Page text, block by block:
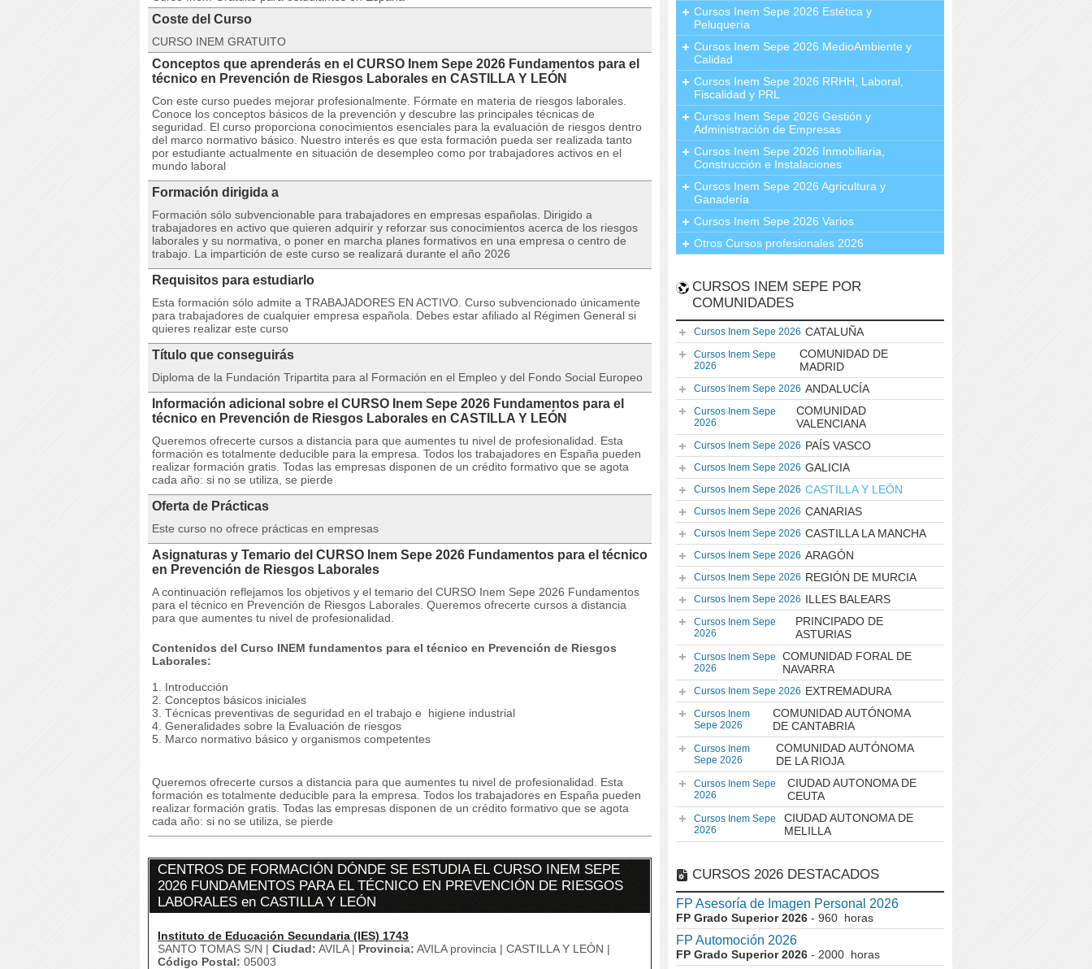
Coste del Curso
CURSO INEM GRATUITO
Conceptos que aprenderás en el CURSO Inem Sepe 2026 Fundamentos para el
técnico en Prevención de Riesgos Laborales en CASTILLA Y LEÓN
Con este curso puedes mejorar profesionalmente. Fórmate en materia de riesgos laborales.
Conoce los conceptos básicos de la prevención y descubre las principales técnicas de
seguridad. El curso proporciona conocimientos esenciales para la evaluación de riesgos dentro
del marco normativo básico. Nuestro interés es que esta formación pueda ser realizada tanto
por estudiante actualmente en situación de desempleo como por trabajadores activos en el
mundo laboral
Formación dirigida a
Formación sólo subvencionable para trabajadores en empresas españolas. Dirigido a
trabajadores en activo que quieren adquirir y reforzar sus conocimientos acerca de los riesgos
laborales y su normativa, o poner en marcha planes formativos en una empresa o centro de
trabajo. La impartición de este curso se realizará durante el año 2026
Requisitos para estudiarlo
Esta formación sólo admite a TRABAJADORES EN ACTIVO. Curso subvencionado únicamente
para trabajadores de cualquier empresa española. Debes estar afiliado al Régimen General si
quieres realizar este curso
Título que conseguirás
Diploma de la Fundación Tripartita para al Formación en el Empleo y del Fondo Social Europeo
Información adicional sobre el CURSO Inem Sepe 2026 Fundamentos para el
técnico en Prevención de Riesgos Laborales en CASTILLA Y LEÓN
Queremos ofrecerte cursos a distancia para que aumentes tu nivel de profesionalidad. Esta
formación es totalmente deducible para la empresa. Todos los trabajadores en España pueden
realizar formación gratis. Todas las empresas disponen de un crédito formativo que se agota
cada año: si no se utiliza, se pierde
Oferta de Prácticas
Este curso no ofrece prácticas en empresas
Asignaturas y Temario del CURSO Inem Sepe 2026 Fundamentos para el técnico
en Prevención de Riesgos Laborales
A continuación reflejamos los objetivos y el temario del CURSO Inem Sepe 2026 Fundamentos
para el técnico en Prevención de Riesgos Laborales. Queremos ofrecerte cursos a distancia
para que aumentes tu nivel de profesionalidad.
Contenidos del Curso INEM fundamentos para el técnico en Prevención de Riesgos
Laborales:
1. Introducción
2. Conceptos básicos iniciales
3. Técnicas preventivas de seguridad en el trabajo e higiene industrial
4. Generalidades sobre la Evaluación de riesgos
5. Marco normativo básico y organismos competentes
Queremos ofrecerte cursos a distancia para que aumentes tu nivel de profesionalidad. Esta
formación es totalmente deducible para la empresa. Todos los trabajadores en España pueden
realizar formación gratis. Todas las empresas disponen de un crédito formativo que se agota
cada año: si no se utiliza, se pierde
CENTROS DE FORMACIÓN DÓNDE SE ESTUDIA EL CURSO INEM SEPE
2026 FUNDAMENTOS PARA EL TÉCNICO EN PREVENCIÓN DE RIESGOS
LABORALES en CASTILLA Y LEÓN
Instituto de Educación Secundaria (IES) 1743
SANTO TOMAS S/N | Ciudad: AVILA | Provincia: AVILA provincia | CASTILLA Y LEÓN |
Código Postal: 05003
Cursos Inem Sepe 2026 Estética y
Peluquería
Cursos Inem Sepe 2026 MedioAmbiente y
Calidad
Cursos Inem Sepe 2026 RRHH, Laboral,
Fiscalidad y PRL
Cursos Inem Sepe 2026 Gestión y
Administración de Empresas
Cursos Inem Sepe 2026 Inmobiliaria,
Construcción e Instalaciones
Cursos Inem Sepe 2026 Agricultura y
Ganadería
Cursos Inem Sepe 2026 Varios
Otros Cursos profesionales 2026
CURSOS INEM SEPE POR
COMUNIDADES
Cursos Inem Sepe 2026 CATALUÑA
Cursos Inem Sepe
2026
COMUNIDAD DE
MADRID
Cursos Inem Sepe 2026 ANDALUCÍA
Cursos Inem Sepe
2026
COMUNIDAD
VALENCIANA
Cursos Inem Sepe 2026 PAÍS VASCO
Cursos Inem Sepe 2026 GALICIA
Cursos Inem Sepe 2026 CASTILLA Y LEÓN
Cursos Inem Sepe 2026 CANARIAS
Cursos Inem Sepe 2026 CASTILLA LA MANCHA
Cursos Inem Sepe 2026 ARAGÓN
Cursos Inem Sepe 2026 REGIÓN DE MURCIA
Cursos Inem Sepe 2026 ILLES BALEARS
Cursos Inem Sepe
2026
PRINCIPADO DE
ASTURIAS
Cursos Inem Sepe
2026
COMUNIDAD FORAL DE
NAVARRA
Cursos Inem Sepe 2026 EXTREMADURA
Cursos Inem
Sepe 2026
COMUNIDAD AUTÓNOMA
DE CANTABRIA
Cursos Inem
Sepe 2026
COMUNIDAD AUTÓNOMA
DE LA RIOJA
Cursos Inem Sepe
2026
CIUDAD AUTONOMA DE
CEUTA
Cursos Inem Sepe
2026
CIUDAD AUTONOMA DE
MELILLA
CURSOS 2026 DESTACADOS
FP Asesoría de Imagen Personal 2026
FP Grado Superior 2026 - 960 horas
FP Automoción 2026
FP Grado Superior 2026 - 2000 horas